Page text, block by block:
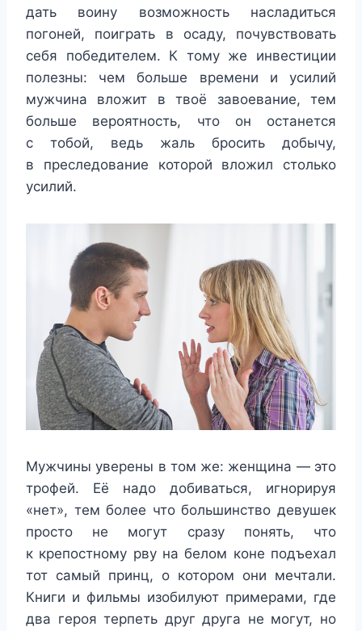
дать воину возможность насладиться
погоней, поиграть в осаду, почувствовать
себя победителем. К тому же инвестиции
полезны: чем больше времени и усилий
мужчина вложит в твоё завоевание, тем
больше вероятность, что он останется
с тобой, ведь жаль бросить добычу,
в преследование которой вложил столько
усилий.
Мужчины уверены в том же: женщина — это
трофей. Её надо добиваться, игнорируя
«нет», тем более что большинство девушек
просто не могут сразу понять, что
к крепостному рву на белом коне подъехал
тот самый принц, о котором они мечтали.
Книги и фильмы изобилуют примерами, где
два героя терпеть друг друга не могут, но